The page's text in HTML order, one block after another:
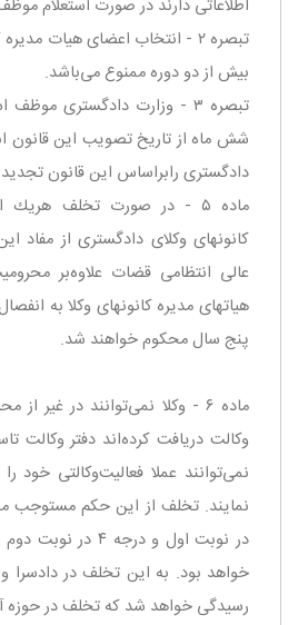
اطلاعاتی دارند در صورت استعلام
‌تبصره ۲ - انتخاب اعضای هیات
بیش از دو دوره ممنوع می‌باشد.
‌تبصره ۳ - وزارت دادگستری
شش ماه از تاریخ تصویب این قانون
دادگستری را‌براساس این قانون تجدید
‌ماده ۵ - در صورت تخلف
كانونهای وكلای دادگستری از مفاد
عالی انتظامی قضات علاوه‌بر
هیاتهای مدیره كانونهای وكلا به
پنج سال محكوم خواهند شد.
ماده ۶ - وكلا نمی‌توانند در غیر
وكالت دریافت كرده‌اند دفتر وكالت
نمی‌توانند عملا فعالیت‌وكالتی خود
خواهد بود. به این تخلف در دادسرا و
رسیدگی خواهد شد كه تخلف در